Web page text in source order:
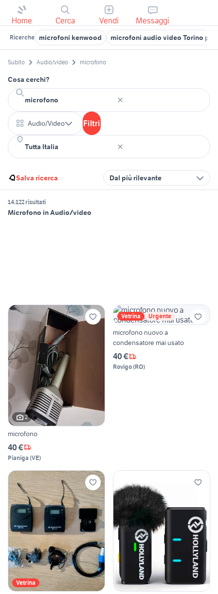
Home Cerca Vendi Messaggi
Ricerche microfoni kenwood microfoni audio video Torino
Subito Audio/video microfono
Cosa cerchi?
Audio/Video Filtri
Salva ricerca Dal più rilevante
14.122 risultati
Microfono in Audio/video
2
microfono
40 €
Pianiga (VE)
Vetrina Urgente
microfono nuovo a
condensatore mai usato
40 €
Rovigo(RO)
Vetrina